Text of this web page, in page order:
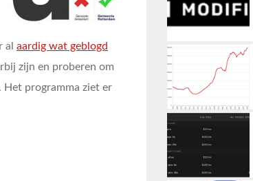
al aardig wat geblogd
zijn en proberen om
Het programma ziet er